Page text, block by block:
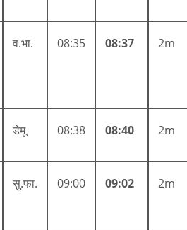
व.भा. 08:35 08:37 2m
डेमू 08:38 08:40 2m
सु.फा. 09:00 09:02 2m